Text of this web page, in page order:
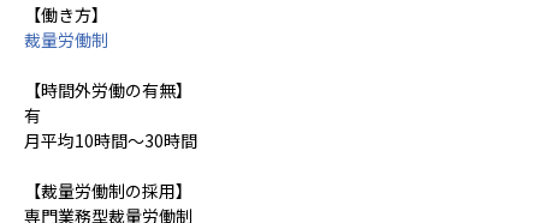
【働き方】
裁量労働制
【時間外労働の有無】
有
月平均10時間～30時間
【裁量労働制の採用】
専門業務型裁量労働制